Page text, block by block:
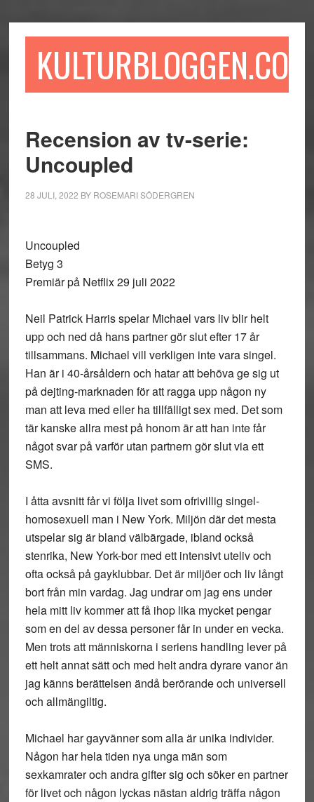
till
till
sidofältet
till
KULTURBLOGGEN.COM
Recension av tv-serie:
Uncoupled
28 JULI, 2022 BY ROSEMARI SÖDERGREN
Uncoupled
Betyg 3
Premiär på Netflix 29 juli 2022
Neil Patrick Harris spelar Michael vars liv blir helt
upp och ned då hans partner gör slut efter 17 år
tillsammans. Michael vill verkligen inte vara singel.
Han är i 40-årsåldern och hatar att behöva ge sig ut
på dejting-marknaden för att ragga upp någon ny
man att leva med eller ha tillfälligt sex med. Det som
tär kanske allra mest på honom är att han inte får
något svar på varför utan partnern gör slut via ett
SMS.
I åtta avsnitt får vi följa livet som ofrivillig singel-
homosexuell man i New York. Miljön där det mesta
utspelar sig är bland välbärgade, ibland också
stenrika, New York-bor med ett intensivt uteliv och
ofta också på gayklubbar. Det är miljöer och liv långt
bort från min vardag. Jag undrar om jag ens under
hela mitt liv kommer att få ihop lika mycket pengar
som en del av dessa personer får in under en vecka.
Men trots att människorna i seriens handling lever på
ett helt annat sätt och med helt andra dyrare vanor än
jag känns berättelsen ändå berörande och universell
och allmängiltig.
Michael har gayvänner som alla är unika individer.
Någon har hela tiden nya unga män som
sexkamrater och andra gifter sig och söker en partner
för livet och någon lyckas nästan aldrig träffa någon